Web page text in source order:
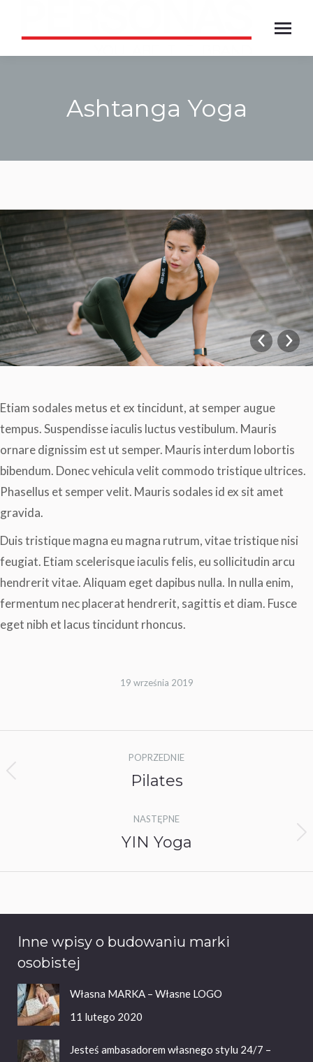
Ashtanga Yoga
Etiam sodales metus et ex tincidunt, at semper augue
tempus. Suspendisse iaculis luctus vestibulum. Mauris
ornare dignissim est ut semper. Mauris interdum lobortis
bibendum. Donec vehicula velit commodo tristique ultrices.
Phasellus et semper velit. Mauris sodales id ex sit amet
gravida.
Duis tristique magna eu magna rutrum, vitae tristique nisi
feugiat. Etiam scelerisque iaculis felis, eu sollicitudin arcu
hendrerit vitae. Aliquam eget dapibus nulla. In nulla enim,
fermentum nec placerat hendrerit, sagittis et diam. Fusce
eget nibh et lacus tincidunt rhoncus.
19 września 2019
albumu
POPRZEDNIE
Poprzedni
Pilates
NASTĘPNE
Następny
YIN Yoga
Inne wpisy o budowaniu marki
osobistej
Własna MARKA – Własne LOGO
11 lutego 2020
Jesteś ambasadorem własnego stylu 24/7 –